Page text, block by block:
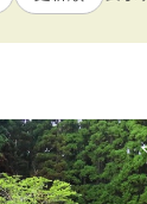
と広場 / 成田